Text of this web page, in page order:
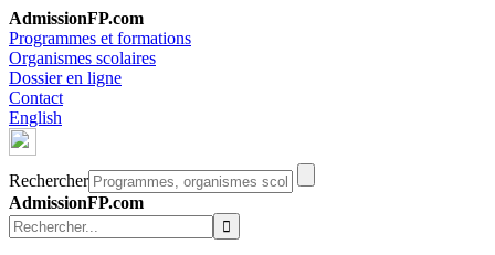
AdmissionFP.com
Programmes et formations
Organismes scolaires
Dossier en ligne
Contact
English
Rechercher
AdmissionFP.com